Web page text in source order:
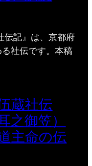
伝記』は、京都府
社伝です。本稿
蔵社伝
之御笠）
主命の伝